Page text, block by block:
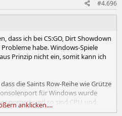
#4.696
dass ich bei CS:GO, Dirt Showdown
habe. Windows-Spiele
Prinzip nicht ein, somit kann ich
die Saints Row-Reihe wie Grütze
für Windows wurde
portiert und so sind CPU und
während das Spiel zu niedrige
anklicken....